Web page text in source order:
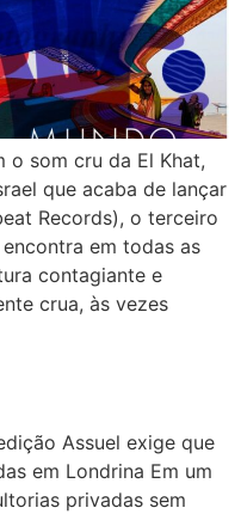
o som cru da El Khat,
que acaba de lançar
Records), o terceiro
em todas as
contagiante e
crua, às vezes
Assuel exige que
em Londrina Em um
privadas sem